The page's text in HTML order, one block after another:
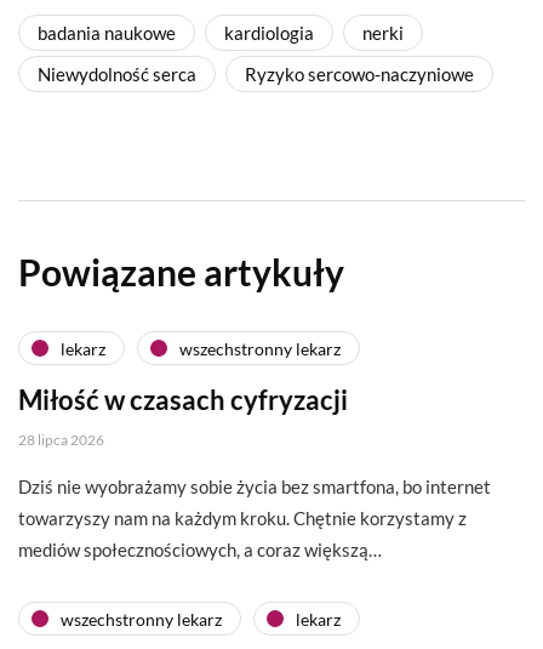
badania naukowe kardiologia
nerki
Niewydolność serca
Ryzyko sercowo-naczyniowe
Powiązane artykuły
lekarz wszechstronny lekarz
Miłość w czasach cyfryzacji
28 lipca 2026
Dziś nie wyobrażamy sobie życia bez smartfona, bo internet
towarzyszy nam na każdym kroku. Chętnie korzystamy z
mediów społecznościowych, a coraz większą…
wszechstronny lekarz lekarz